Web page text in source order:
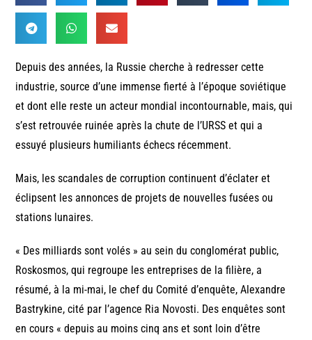
Depuis des années, la Russie cherche à redresser cette
industrie, source d’une immense fierté à l’époque soviétique
et dont elle reste un acteur mondial incontournable, mais, qui
s’est retrouvée ruinée après la chute de l’URSS et qui a
essuyé plusieurs humiliants échecs récemment.
Mais, les scandales de corruption continuent d’éclater et
éclipsent les annonces de projets de nouvelles fusées ou
stations lunaires.
« Des milliards sont volés » au sein du conglomérat public,
Roskosmos, qui regroupe les entreprises de la filière, a
résumé, à la mi-mai, le chef du Comité d’enquête, Alexandre
Bastrykine, cité par l’agence Ria Novosti. Des enquêtes sont
en cours « depuis au moins cinq ans et sont loin d’être